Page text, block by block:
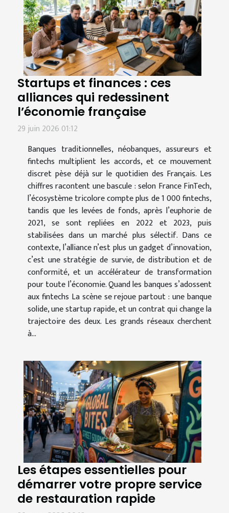
Startups et finances : ces
alliances qui redessinent
l’économie française
29 juin 2026 01:12
Banques traditionnelles, néobanques, assureurs et
fintechs multiplient les accords, et ce mouvement
discret pèse déjà sur le quotidien des Français. Les
chiffres racontent une bascule : selon France FinTech,
l’écosystème tricolore compte plus de 1 000 fintechs,
tandis que les levées de fonds, après l’euphorie de
2021, se sont repliées en 2022 et 2023, puis
stabilisées dans un marché plus sélectif. Dans ce
contexte, l’alliance n’est plus un gadget d’innovation,
c’est une stratégie de survie, de distribution et de
conformité, et un accélérateur de transformation
pour toute l’économie. Quand les banques s’adossent
aux fintechs La scène se rejoue partout : une banque
solide, une startup rapide, et un contrat qui change la
trajectoire des deux. Les grands réseaux cherchent
à...
Les étapes essentielles pour
démarrer votre propre service
de restauration rapide